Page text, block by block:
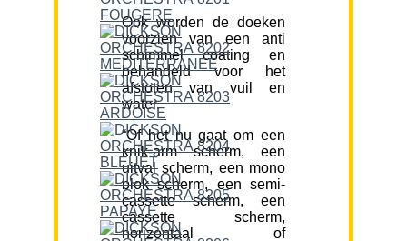
Ook worden de doeken
voorzien van een anti
schimmel coating en
behandeld voor het
afstoten van vuil en
water.
“Of het nu gaat om een
knik-arm scherm, een
uitval scherm, een mono
blok scherm, een semi-
cassette scherm, een
cassette scherm,
horizontaal of